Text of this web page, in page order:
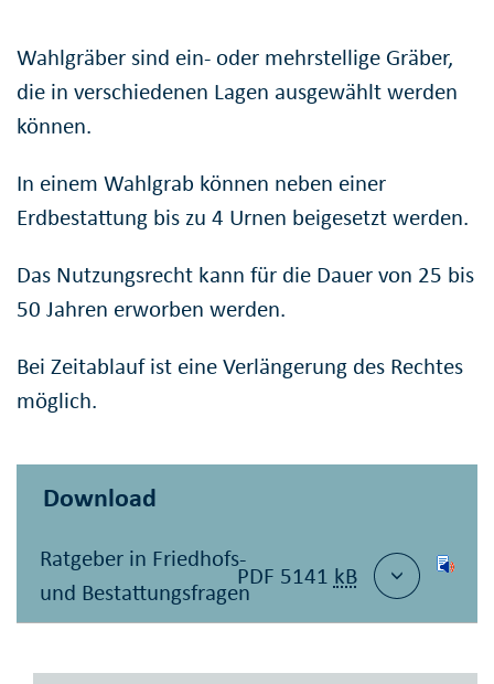
Wahlgräber sind ein- oder mehrstellige Gräber,
die in verschiedenen Lagen ausgewählt werden
können.
In einem Wahlgrab können neben einer
Erdbestattung bis zu 4 Urnen beigesetzt werden.
Das Nutzungsrecht kann für die Dauer von 25 bis
50 Jahren erworben werden.
Bei Zeitablauf ist eine Verlängerung des Rechtes
möglich.
Download
Ratgeber in Friedhofs-
und Bestattungsfragen
PDF 5141 kB